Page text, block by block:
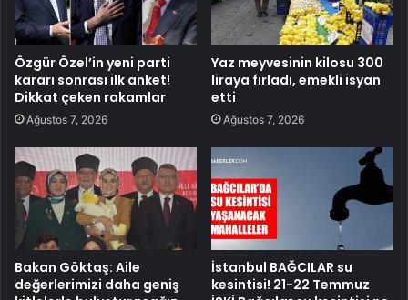
Özgür Özel’in yeni parti
kararı sonrası ilk anket!
Dikkat çeken rakamlar
Ağustos 7, 2026
Yaz meyvesinin kilosu 300
liraya fırladı, emekli isyan
etti
Ağustos 7, 2026
Bakan Göktaş: Aile
değerlerimizi daha geniş
İstanbul BAĞCILAR su
kesintisi! 21-22 Temmuz